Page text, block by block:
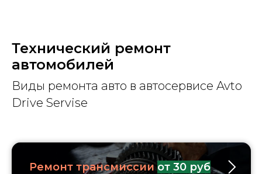
Технический ремонт
автомобилей
Виды ремонта авто в автосервисе Avto
Drive Servise
Ремонт трансмиссииот 30 руб